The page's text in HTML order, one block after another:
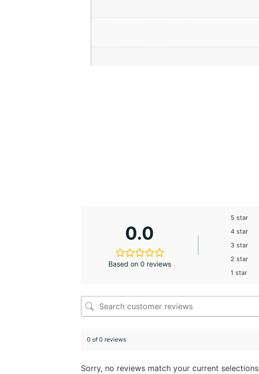
0.0
Based on 0 reviews
5 star
4 star
3 star
2 star
1 star
0 of 0 reviews
Sorry, no reviews match your current selections